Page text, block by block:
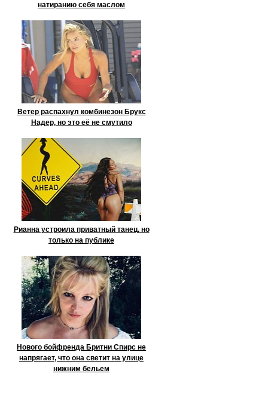
натиранию себя маслом
Ветер распахнул комбинезон Брукс
Надер, но это её не смутило
Рианна устроила приватный танец, но
только на публике
Нового бойфренда Бритни Спирс не
напрягает, что она светит на улице
нижним бельем